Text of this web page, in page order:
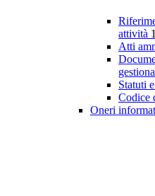
attività
Atti
Statuti
Codice
Oneri